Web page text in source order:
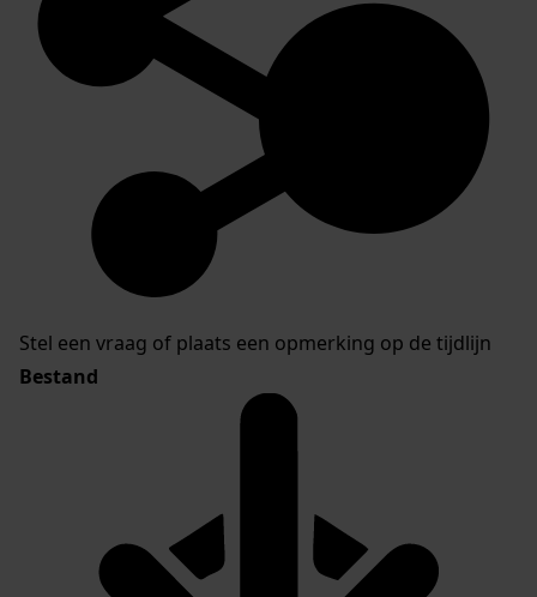
Stel een vraag of plaats een opmerking op de tijdlijn
Bestand